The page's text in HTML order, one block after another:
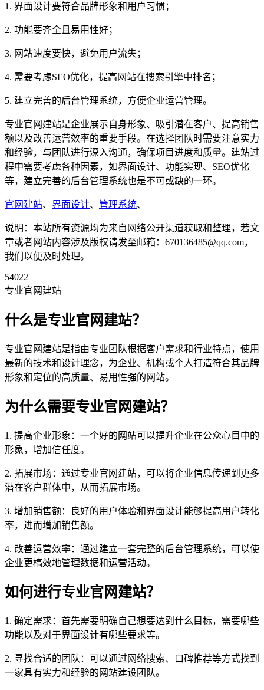
1. 界面设计要符合品牌形象和用户习惯；
2. 功能要齐全且易用性好；
3. 网站速度要快，避免用户流失；
4. 需要考虑SEO优化，提高网站在搜索引擎中排名；
5. 建立完善的后台管理系统，方便企业运营管理。
专业官网建站是企业展示自身形象、吸引潜在客户、提高销售
额以及改善运营效率的重要手段。在选择团队时需要注意实力
和经验，与团队进行深入沟通，确保项目进度和质量。建站过
程中需要考虑各种因素，如界面设计、功能实现、SEO优化
等，建立完善的后台管理系统也是不可或缺的一环。
官网建站、 界面设计、 管理系统、
说明：本站所有资源均为来自网络公开渠道获取和整理，若文
章或者网站内容涉及版权请发至邮箱：670136485@qq.com，
我们以便及时处理。
54022
专业官网建站
什么是专业官网建站？
专业官网建站是指由专业团队根据客户需求和行业特点，使用
最新的技术和设计理念，为企业、机构或个人打造符合其品牌
形象和定位的高质量、易用性强的网站。
为什么需要专业官网建站？
1. 提高企业形象：一个好的网站可以提升企业在公众心目中的
形象，增加信任度。
2. 拓展市场：通过专业官网建站，可以将企业信息传递到更多
潜在客户群体中，从而拓展市场。
3. 增加销售额：良好的用户体验和界面设计能够提高用户转化
率，进而增加销售额。
4. 改善运营效率：通过建立一套完整的后台管理系统，可以使
企业更槁效地管理数据和运营活动。
如何进行专业官网建站？
1. 确定需求：首先需要明确自己想要达到什么目标，需要哪些
功能以及对于界面设计有哪些要求等。
2. 寻找合适的团队：可以通过网络搜索、口碑推荐等方式找到
一家具有实力和经验的网站建设团队。